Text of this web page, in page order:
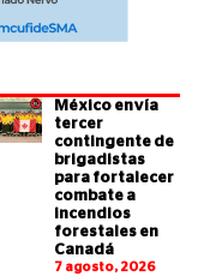
México envía
tercer
contingente de
brigadistas
para fortalecer
combate a
incendios
forestales en
Canadá
7 agosto, 2026